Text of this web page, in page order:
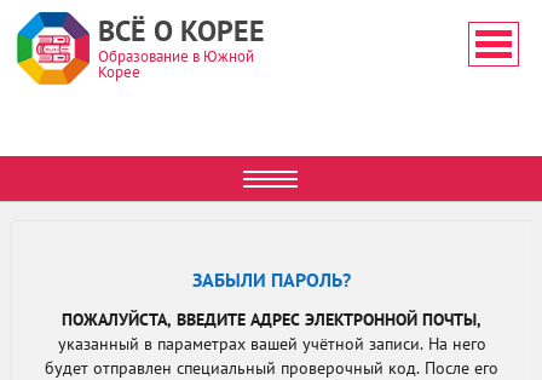
ВСЁ О КОРЕЕ
Образование в Южной
Корее
ЗАБЫЛИ ПАРОЛЬ?
ПОЖАЛУЙСТА, ВВЕДИТЕ АДРЕС ЭЛЕКТРОННОЙ ПОЧТЫ,
указанный в параметрах вашей учётной записи. На него
будет отправлен специальный проверочный код. После его